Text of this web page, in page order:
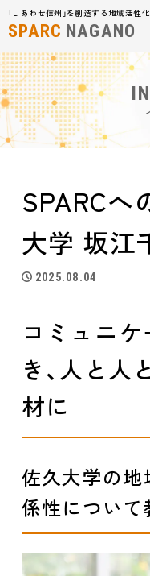
「しあわせ信州」を創造する地域活性
SPARC NAGANO
SPARC
大学 坂江
2025.08.04
コミュニ
き、人と人
材に
佐久大学の
係性について